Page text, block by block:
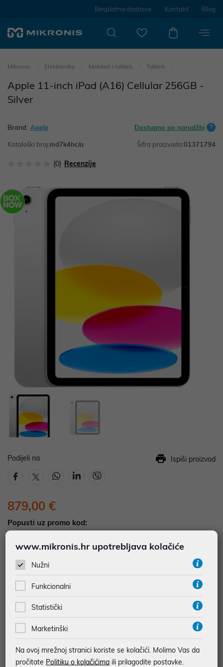
Besplatna dostava Kontakt Blog
Mikronis Elektronika Mobiteli i tableti Tableti
Apple 11-inch iPad (A16) Cellular 256GB -
Silver
Brand: Apple Dostupno po narudžbi
Kataloški broj:md7k4hc/a Šifra proizvoda:01371794
(0) Recenzije
Podijeli na Ispiši proizvod
879,00 €
Popusti uz promo kod:
pay, Virman, Gotovina, Crypto) uz promo kod
"POPUST" , popusti se međusobno ne zbrajaju
Dodajte u košaricu
najam za pravne osobe od 12 do 36 mj. već od
Vidi detalje Pošalji upit
www.mikronis.hr upotrebljava kolačiće
Nužni
Funkcionalni
Statistički
Marketinški
Na ovoj mrežnoj stranici koriste se kolačići. Molimo Vas da
pročitate Politiku o kolačićima ili prilagodite postavke.